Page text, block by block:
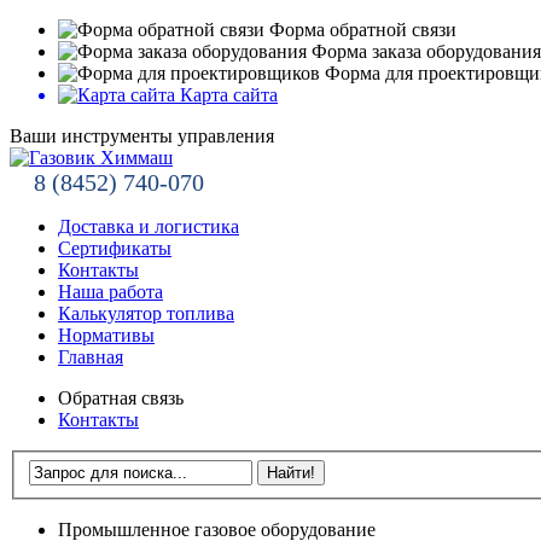
Форма обратной связи
Форма заказа оборудования
Форма для
Карта сайта
Ваши инструменты управления
8 (8452) 740-070
Доставка и логистика
Сертификаты
Контакты
Наша работа
Калькулятор топлива
Нормативы
Главная
Обратная связь
Контакты
Промышленное газовое оборудование